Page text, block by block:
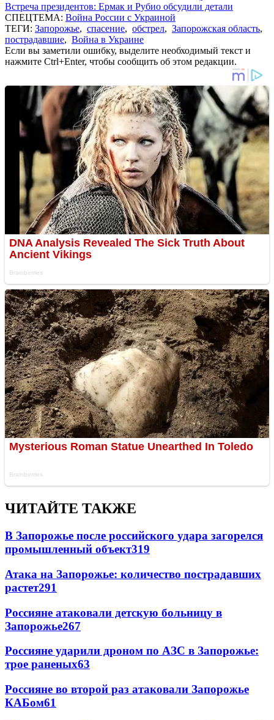
Встреча президентов: Ермак и Рубио обсудили детали
СПЕЦТЕМА: Война России с Украиной
ТЕГИ: Запорожье, спасение, обстрел, Запорожская область,
пострадавшие, Война в Украине
Если вы заметили ошибку, выделите необходимый текст и
нажмите Ctrl+Enter, чтобы сообщить об этом редакции.
ЧИТАЙТЕ ТАКЖЕ
В Запорожье после российского удара загорелся
промышленный объект319
Атака на Запорожье: количество пострадавших
растет291
Россияне атаковали детскую больницу в
Запорожье267
Россияне ударили дроном по АЗС в Запорожье:
трое раненых63
Россияне во второй раз атаковали Запорожье
КАБом61